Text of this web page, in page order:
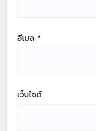
อีเมล *
เว็บไซต์